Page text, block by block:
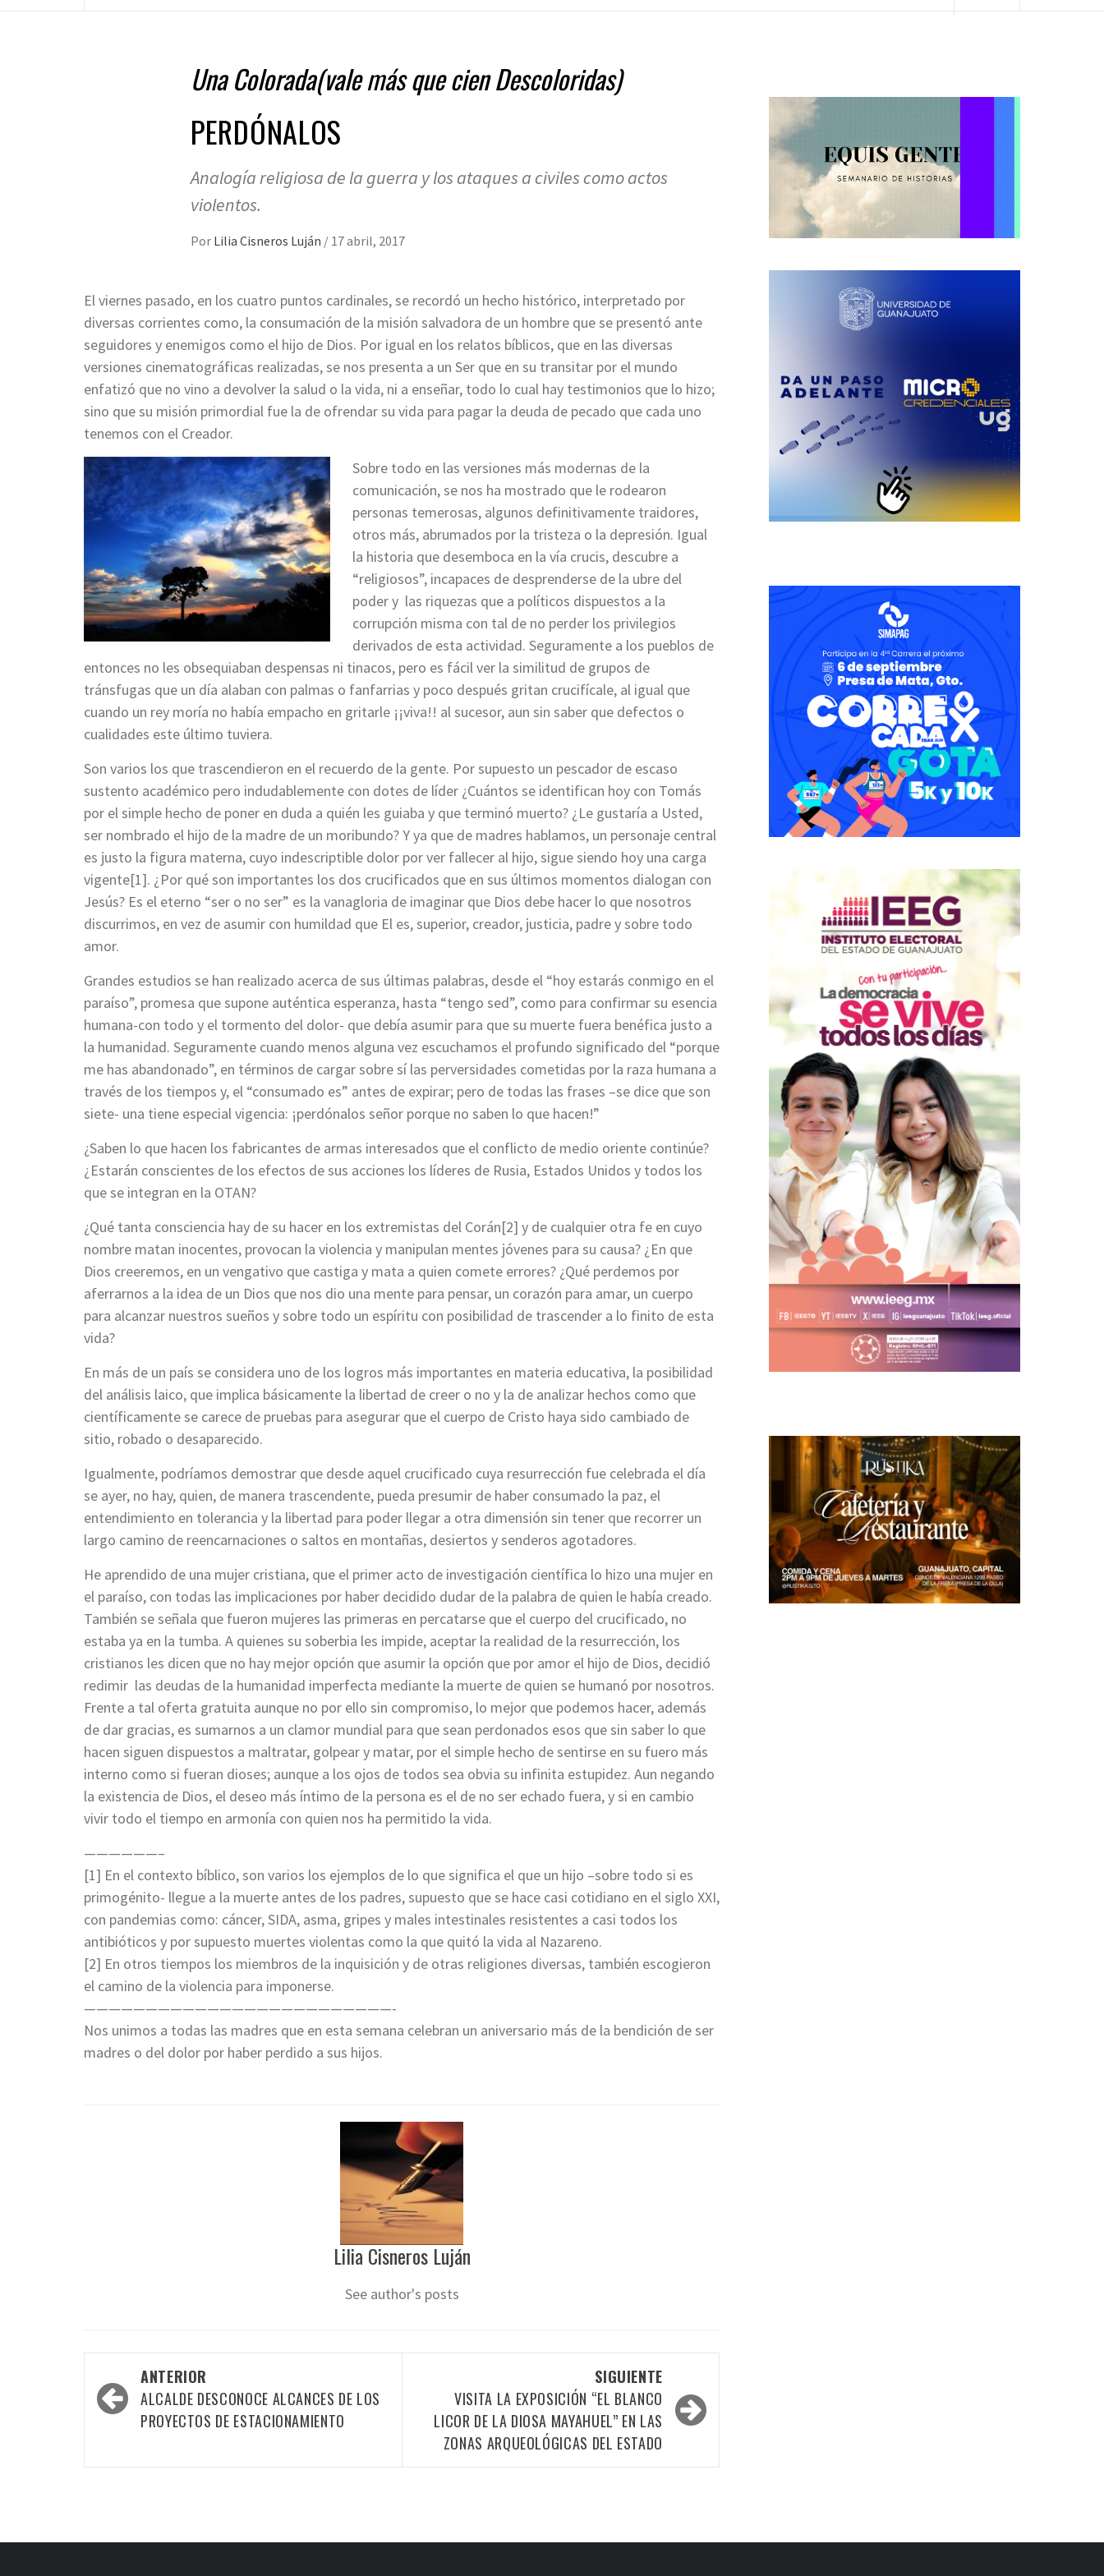
Una Colorada(vale más que cien Descoloridas)
PERDÓNALOS
Analogía religiosa de la guerra y los ataques a civiles como actos
violentos.
Por Lilia Cisneros Luján / 17 abril, 2017
El viernes pasado, en los cuatro puntos cardinales, se recordó un hecho histórico, interpretado por
diversas corrientes como, la consumación de la misión salvadora de un hombre que se presentó ante
seguidores y enemigos como el hijo de Dios. Por igual en los relatos bíblicos, que en las diversas
versiones cinematográficas realizadas, se nos presenta a un Ser que en su transitar por el mundo
enfatizó que no vino a devolver la salud o la vida, ni a enseñar, todo lo cual hay testimonios que lo hizo;
sino que su misión primordial fue la de ofrendar su vida para pagar la deuda de pecado que cada uno
tenemos con el Creador.
Sobre todo en las versiones más modernas de la
comunicación, se nos ha mostrado que le rodearon
personas temerosas, algunos definitivamente traidores,
otros más, abrumados por la tristeza o la depresión. Igual
la historia que desemboca en la vía crucis, descubre a
“religiosos”, incapaces de desprenderse de la ubre del
poder y las riquezas que a políticos dispuestos a la
corrupción misma con tal de no perder los privilegios
derivados de esta actividad. Seguramente a los pueblos de
entonces no les obsequiaban despensas ni tinacos, pero es fácil ver la similitud de grupos de
tránsfugas que un día alaban con palmas o fanfarrias y poco después gritan crucifícale, al igual que
cuando un rey moría no había empacho en gritarle ¡¡viva!! al sucesor, aun sin saber que defectos o
cualidades este último tuviera.
Son varios los que trascendieron en el recuerdo de la gente. Por supuesto un pescador de escaso
sustento académico pero indudablemente con dotes de líder ¿Cuántos se identifican hoy con Tomás
por el simple hecho de poner en duda a quién les guiaba y que terminó muerto? ¿Le gustaría a Usted,
ser nombrado el hijo de la madre de un moribundo? Y ya que de madres hablamos, un personaje central
es justo la figura materna, cuyo indescriptible dolor por ver fallecer al hijo, sigue siendo hoy una carga
vigente[1]. ¿Por qué son importantes los dos crucificados que en sus últimos momentos dialogan con
Jesús? Es el eterno “ser o no ser” es la vanagloria de imaginar que Dios debe hacer lo que nosotros
discurrimos, en vez de asumir con humildad que El es, superior, creador, justicia, padre y sobre todo
amor.
Grandes estudios se han realizado acerca de sus últimas palabras, desde el “hoy estarás conmigo en el
paraíso”, promesa que supone auténtica esperanza, hasta “tengo sed”, como para confirmar su esencia
humana-con todo y el tormento del dolor- que debía asumir para que su muerte fuera benéfica justo a
la humanidad. Seguramente cuando menos alguna vez escuchamos el profundo significado del “porque
me has abandonado”, en términos de cargar sobre sí las perversidades cometidas por la raza humana a
través de los tiempos y, el “consumado es” antes de expirar; pero de todas las frases –se dice que son
siete- una tiene especial vigencia: ¡perdónalos señor porque no saben lo que hacen!”
¿Saben lo que hacen los fabricantes de armas interesados que el conflicto de medio oriente continúe?
¿Estarán conscientes de los efectos de sus acciones los líderes de Rusia, Estados Unidos y todos los
que se integran en la OTAN?
¿Qué tanta consciencia hay de su hacer en los extremistas del Corán[2] y de cualquier otra fe en cuyo
nombre matan inocentes, provocan la violencia y manipulan mentes jóvenes para su causa? ¿En que
Dios creeremos, en un vengativo que castiga y mata a quien comete errores? ¿Qué perdemos por
aferrarnos a la idea de un Dios que nos dio una mente para pensar, un corazón para amar, un cuerpo
para alcanzar nuestros sueños y sobre todo un espíritu con posibilidad de trascender a lo finito de esta
vida?
En más de un país se considera uno de los logros más importantes en materia educativa, la posibilidad
del análisis laico, que implica básicamente la libertad de creer o no y la de analizar hechos como que
científicamente se carece de pruebas para asegurar que el cuerpo de Cristo haya sido cambiado de
sitio, robado o desaparecido.
Igualmente, podríamos demostrar que desde aquel crucificado cuya resurrección fue celebrada el día
se ayer, no hay, quien, de manera trascendente, pueda presumir de haber consumado la paz, el
entendimiento en tolerancia y la libertad para poder llegar a otra dimensión sin tener que recorrer un
largo camino de reencarnaciones o saltos en montañas, desiertos y senderos agotadores.
He aprendido de una mujer cristiana, que el primer acto de investigación científica lo hizo una mujer en
el paraíso, con todas las implicaciones por haber decidido dudar de la palabra de quien le había creado.
También se señala que fueron mujeres las primeras en percatarse que el cuerpo del crucificado, no
estaba ya en la tumba. A quienes su soberbia les impide, aceptar la realidad de la resurrección, los
cristianos les dicen que no hay mejor opción que asumir la opción que por amor el hijo de Dios, decidió
redimir las deudas de la humanidad imperfecta mediante la muerte de quien se humanó por nosotros.
Frente a tal oferta gratuita aunque no por ello sin compromiso, lo mejor que podemos hacer, además
de dar gracias, es sumarnos a un clamor mundial para que sean perdonados esos que sin saber lo que
hacen siguen dispuestos a maltratar, golpear y matar, por el simple hecho de sentirse en su fuero más
interno como si fueran dioses; aunque a los ojos de todos sea obvia su infinita estupidez. Aun negando
la existencia de Dios, el deseo más íntimo de la persona es el de no ser echado fuera, y si en cambio
vivir todo el tiempo en armonía con quien nos ha permitido la vida.
——————–
[1] En el contexto bíblico, son varios los ejemplos de lo que significa el que un hijo –sobre todo si es
primogénito- llegue a la muerte antes de los padres, supuesto que se hace casi cotidiano en el siglo XXI,
con pandemias como: cáncer, SIDA, asma, gripes y males intestinales resistentes a casi todos los
antibióticos y por supuesto muertes violentas como la que quitó la vida al Nazareno.
[2] En otros tiempos los miembros de la inquisición y de otras religiones diversas, también escogieron
el camino de la violencia para imponerse.
—————————————————————————-
Nos unimos a todas las madres que en esta semana celebran un aniversario más de la bendición de ser
madres o del dolor por haber perdido a sus hijos.
Lilia Cisneros Luján
See author's posts
Navegación
por
ANTERIOR
ALCALDE DESCONOCE ALCANCES DE LOS
PROYECTOS DE ESTACIONAMIENTO
SIGUIENTE
VISITA LA EXPOSICIÓN “EL BLANCO
LICOR DE LA DIOSA MAYAHUEL” EN LAS
ZONAS ARQUEOLÓGICAS DEL ESTADO